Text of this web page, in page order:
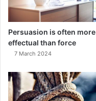
Persuasion is often more
effectual than force
7 March 2024